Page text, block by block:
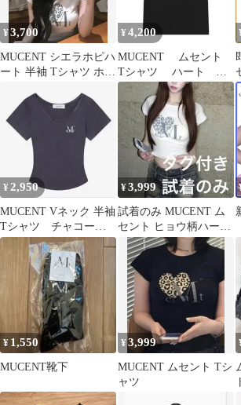
¥3,700
MUCENT シエラホピハ
ート 半袖 Tシャツ ホワ
¥ 4,200
MUCENT ムセント
Tシャツ ハート ブ
ラック 半袖 トップ
ス 黒
¥2,950
MUCENT Vネック 半袖
Tシャツ チャコール
グレー
¥3,999
試着のみ MUCENT ム
セント ヒョウ柄ハート
Tシャツ ホワイト XS
¥ 1,550
MUCENT靴下
¥3,999
MUCENT ムセント Tシ
ャツ